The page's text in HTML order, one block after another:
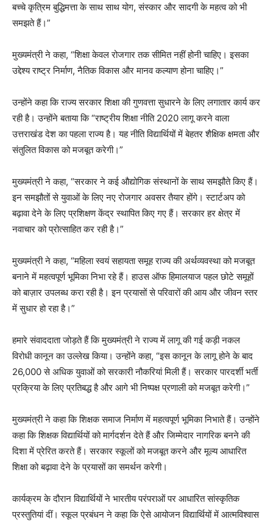
बच्चे कृत्रिम बुद्धिमत्ता के साथ साथ योग, संस्कार और सादगी के महत्व को भी
समझते हैं।”
मुख्यमंत्री ने कहा, “शिक्षा केवल रोजगार तक सीमित नहीं होनी चाहिए। इसका
उद्देश्य राष्ट्र निर्माण, नैतिक विकास और मानव कल्याण होना चाहिए।”
उन्होंने कहा कि राज्य सरकार शिक्षा की गुणवत्ता सुधारने के लिए लगातार कार्य कर
रही है। उन्होंने बताया कि “राष्ट्रीय शिक्षा नीति 2020 लागू करने वाला
उत्तराखंड देश का पहला राज्य है। यह नीति विद्यार्थियों में बेहतर शैक्षिक क्षमता और
संतुलित विकास को मजबूत करेगी।”
मुख्यमंत्री ने कहा, “सरकार ने कई औद्योगिक संस्थानों के साथ समझौते किए हैं।
इन समझौतों से युवाओं के लिए नए रोजगार अवसर तैयार होंगे। स्टार्टअप को
बढ़ावा देने के लिए प्रशिक्षण केंद्र स्थापित किए गए हैं। सरकार हर क्षेत्र में
नवाचार को प्रोत्साहित कर रही है।”
मुख्यमंत्री ने कहा, “महिला स्वयं सहायता समूह राज्य की अर्थव्यवस्था को मजबूत
बनाने में महत्वपूर्ण भूमिका निभा रहे हैं। हाउस ऑफ हिमालयाज पहल छोटे समूहों
को बाज़ार उपलब्ध करा रही है। इन प्रयासों से परिवारों की आय और जीवन स्तर
में सुधार हो रहा है।”
हमारे संवाददाता जोड़ते हैं कि मुख्यमंत्री ने राज्य में लागू की गई कड़ी नकल
विरोधी कानून का उल्लेख किया। उन्होंने कहा, “इस कानून के लागू होने के बाद
26,000 से अधिक युवाओं को सरकारी नौकरियां मिली हैं। सरकार पारदर्शी भर्ती
प्रक्रिया के लिए प्रतिबद्ध है और आगे भी निष्पक्ष प्रणाली को मजबूत करेगी।”
मुख्यमंत्री ने कहा कि शिक्षक समाज निर्माण में महत्वपूर्ण भूमिका निभाते हैं। उन्होंने
कहा कि शिक्षक विद्यार्थियों को मार्गदर्शन देते हैं और जिम्मेदार नागरिक बनने की
दिशा में प्रेरित करते हैं। सरकार स्कूलों को मजबूत करने और मूल्य आधारित
शिक्षा को बढ़ावा देने के प्रयासों का समर्थन करेगी।
कार्यक्रम के दौरान विद्यार्थियों ने भारतीय परंपराओं पर आधारित सांस्कृतिक
प्रस्तुतियां दीं। स्कूल प्रबंधन ने कहा कि ऐसे आयोजन विद्यार्थियों में आत्मविश्वास